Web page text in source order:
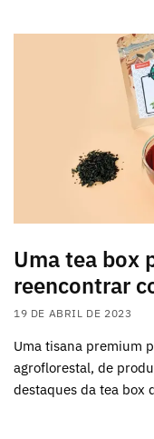
Uma tea box
reencontrar
19 DE ABRIL DE 2023
Uma tisana premium
agroflorestal, de
destaques da tea box